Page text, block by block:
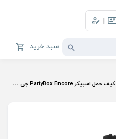
|
سبد خرید
کیف حمل اسپیکر PartyBox Encore جی بی ال